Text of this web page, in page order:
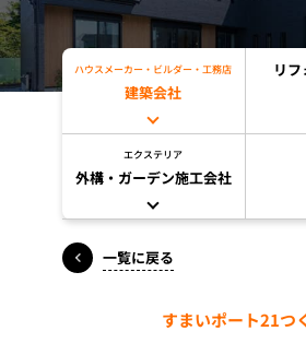
ハウスメーカー・ビルダー・工務店
建築会社
リ
エクステリア
外構・ガーデン施工会社
一覧に戻る
すまいポート21つ